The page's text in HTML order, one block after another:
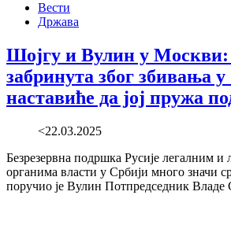
Вести
Држава
Шојгу и Вулин у Москви:
забринута због збивања
наставиће да јој пружа
<22.03.2025
Безрезервна подршка Русије легалним
органима власти у Србији много значи
поручио је Вулин Потпредседник